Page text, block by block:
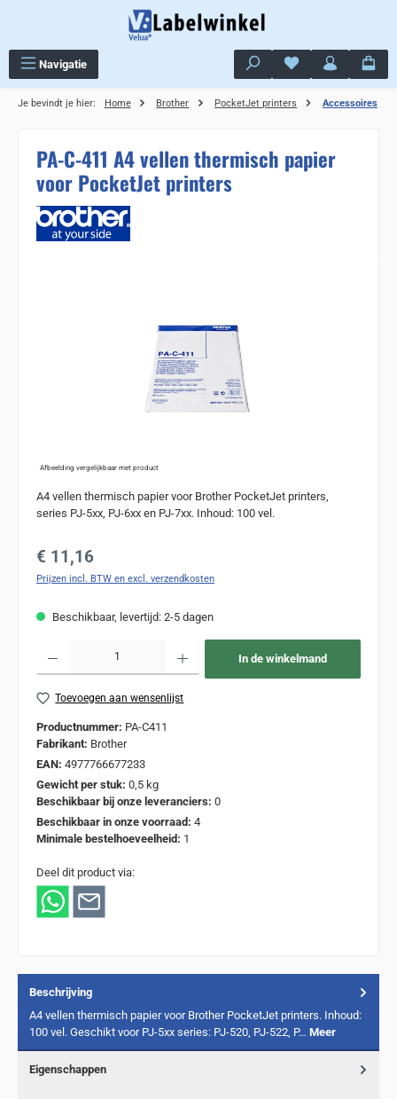
Navigatie Je hebt 0 items op
Je bevindt je hier: Home Brother PocketJet printers Accessoires
PA-C-411 A4 vellen thermisch papier
voor PocketJet printers
Afbeelding vergelijkbaar met product
A4 vellen thermisch papier voor Brother PocketJet printers,
series PJ-5xx, PJ-6xx en PJ-7xx. Inhoud: 100 vel.
Normale prijs:
€ 11,16
Prijzen incl. BTW en excl. verzendkosten
Beschikbaar, levertijd: 2-5 dagen
In de winkelmand
Toevoegen aan wensenlijst
Productnummer: PA-C411
Fabrikant: Brother
EAN: 4977766677233
Gewicht per stuk: 0,5 kg
Beschikbaar bij onze leveranciers: 0
Beschikbaar in onze voorraad: 4
Minimale bestelhoeveelheid: 1
Deel dit product via:
Beschrijving
A4 vellen thermisch papier voor Brother PocketJet printers. Inhoud:
100 vel. Geschikt voor PJ-5xx series: PJ-520, PJ-522, P… Meer
Eigenschappen